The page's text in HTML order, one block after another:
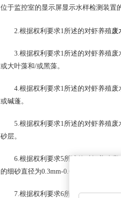
位于监控室的显示屏显示水样检测装置
2.根据权利要求1所述的对虾养殖 废
3.根据权利要求1所述的对虾养殖废
或大叶藻和/或黑藻。
4.根据权利要求1所述的对虾养殖废
或碱蓬。
5.根据权利要求1所述的对虾养殖废
砂层。
6.根据权利要求5所述的对虾养殖废
的细砂直径为0.3mm-0.6mm。
7.根据权利要求6所述的对虾养殖废